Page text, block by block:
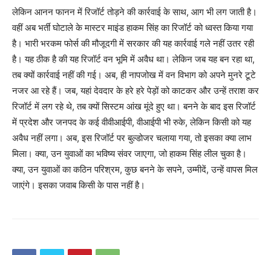
लेकिन आनन फानन में रिजॉर्ट तोड़ने की कार्रवाई के साथ, आग भी लग जाती है।
वहीं अब भर्ती घोटाले के मास्टर माइंड हाकम सिंह का रिजॉर्ट को ध्वस्त किया गया
है। भारी भरकम फोर्स की मौजूदगी में सरकार की यह कार्रवाई गले नहीं उतर रही
है। यह ठीक है की यह रिजॉर्ट वन भूमि में अवैध था। लेकिन जब यह बन रहा था,
तब क्यों कार्रवाई नहीं की गई। अब, ही नापजोख में वन विभाग को अपने मुनरे टूटे
नजर आ रहे हैं। जब, यहां देवदार के हरे हरे पेड़ों को काटकर और उन्हें तराश कर
रिजॉर्ट में लग रहे थे, तब क्यों सिस्टम आंख मूंदे हुए था। बनने के बाद इस रिजॉर्ट
में प्रदेश और जनपद के कई वीवीआईपी, वीआईपी भी रुके, लेकिन किसी को यह
अवैध नहीं लगा। अब, इस रिजॉर्ट पर बुल्डोजर चलाया गया, तो इसका क्या लाभ
मिला। क्या, उन युवाओं का भविष्य संवर जाएगा, जो हाकम सिंह लील चुका है।
क्या, उन युवाओं का कठिन परिश्रम, कुछ बनने के सपने, उम्मीदें, उन्हें वापस मिल
जाएंगे। इसका जवाब किसी के पास नहीं है।